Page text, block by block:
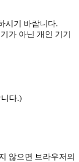
시기 바랍니다.
가 아닌 개인 기기
다.)
않으면 브라우저의